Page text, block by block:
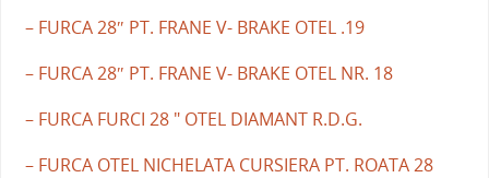
– FURCA 28″ PT. FRANE V- BRAKE OTEL .19
– FURCA 28″ PT. FRANE V- BRAKE OTEL NR. 18
– FURCA FURCI 28 " OTEL DIAMANT R.D.G.
– FURCA OTEL NICHELATA CURSIERA PT. ROATA 28